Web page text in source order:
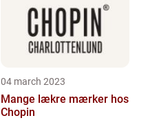
04 march 2023
Mange lækre mærker hos
Chopin